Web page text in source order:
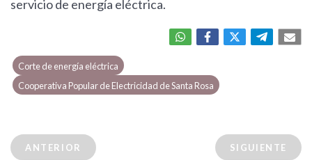
servicio de energía eléctrica.
Corte de energía eléctrica
Cooperativa Popular de Electricidad de Santa Rosa
ANTERIOR SIGUIENTE